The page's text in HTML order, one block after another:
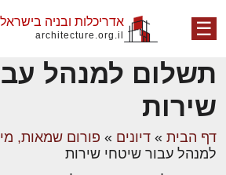
☰ אדריכלות ובניה בישראל
architecture.org.il
תשלום למנהל
שירות
דף הבית » דיונים » פורום שמאות,
למנהל עבור שיטחי שירות